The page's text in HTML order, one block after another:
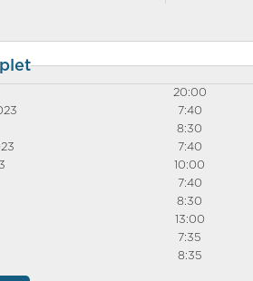
20:00
7:40
8:30
7:40
10:00
7:40
8:30
13:00
7:35
8:35